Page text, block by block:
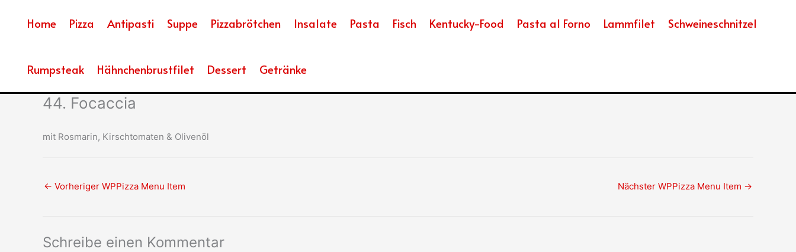
Home Pizza Antipasti Suppe Pizzabrötchen Insalate Pasta Fisch Kentucky-Food Pasta al Forno Lammfilet Schweineschnitzel
Rumpsteak Hähnchenbrustfilet Dessert Getränke
44. Focaccia
mit Rosmarin, Kirschtomaten & Olivenöl
← Vorheriger WPPizza Menu Item Nächster WPPizza Menu Item →
Schreibe einen Kommentar